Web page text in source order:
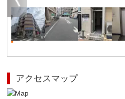
アクセスマップ